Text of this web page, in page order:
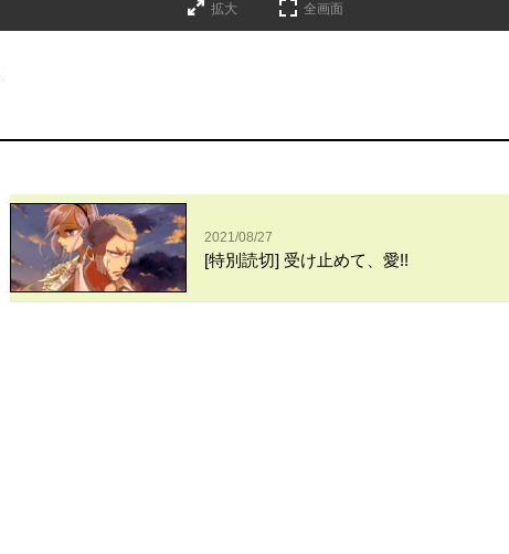
拡大 全画面
2021/08/27
[特別読切] 受け止めて、愛!!